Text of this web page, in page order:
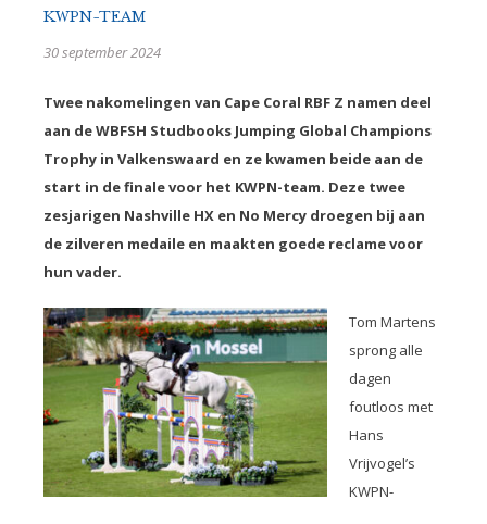
KWPN-TEAM
30 september 2024
Twee nakomelingen van Cape Coral RBF Z namen deel
aan de WBFSH Studbooks Jumping Global Champions
Trophy in Valkenswaard en ze kwamen beide aan de
start in de finale voor het KWPN-team. Deze twee
zesjarigen Nashville HX en No Mercy droegen bij aan
de zilveren medaile en maakten goede reclame voor
hun vader.
Tom Martens
sprong alle
dagen
foutloos met
Hans
Vrijvogel’s
KWPN-